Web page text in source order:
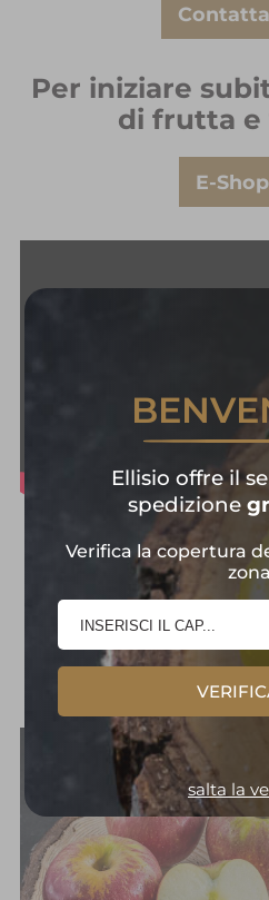
Per iniziare
di frutta e
E-
Frutta e
Primo
Ellisio offre il
spedizione
Verifica la copertura
zona
salta la